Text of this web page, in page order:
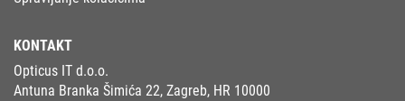
KONTAKT
Opticus IT d.o.o.
Antuna Branka Šimića 22, Zagreb, HR 10000